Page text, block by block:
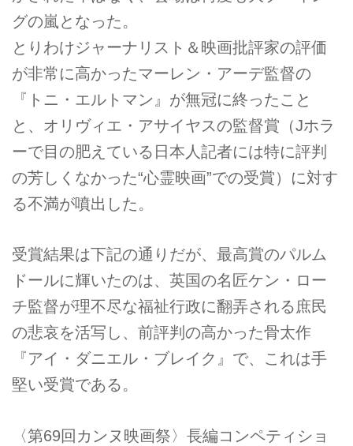
グの嵐となった。
とりわけジャーナリスト＆映画批評家の評価
が非常に高かったマーレン・アーデ監督の
『トニ・エルトマン』が無冠に終ったこと
と、オリヴィエ・アサイヤスの監督賞（Jホラ
ーで目の肥えている日本人記者には特に評判
の芳しくなかった“心霊映画”での受賞）に対す
る不満が噴出した。
受賞結果は下記の通りだが、最高賞のパルム
ドールに輝いたのは、英国の名匠ケン・ロー
チ監督が理不尽な福祉行政に翻弄される庶民
の悲哀を活写し、前評判の高かった骨太作
『アイ・ダニエル・ブレイク』で、これは手
堅い受賞である。
〈第69回カンヌ映画祭〉長編コンペティショ